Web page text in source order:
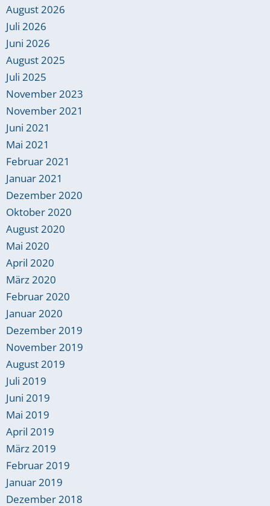
August 2026
Juli 2026
Juni 2026
August 2025
Juli 2025
November 2023
November 2021
Juni 2021
Mai 2021
Februar 2021
Januar 2021
Dezember 2020
Oktober 2020
August 2020
Mai 2020
April 2020
März 2020
Februar 2020
Januar 2020
Dezember 2019
November 2019
August 2019
Juli 2019
Juni 2019
Mai 2019
April 2019
März 2019
Februar 2019
Januar 2019
Dezember 2018